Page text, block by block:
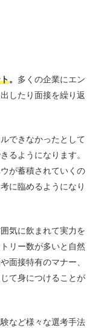
。 多くの企業にエン
したり面接を繰り返
できなかったとして
るようになります。
が蓄積されていくの
に臨めるようになり
気に飲まれて実力を
リー数が多いと自然
面接特有のマナー、
て身につけることが
など様々な選考手法